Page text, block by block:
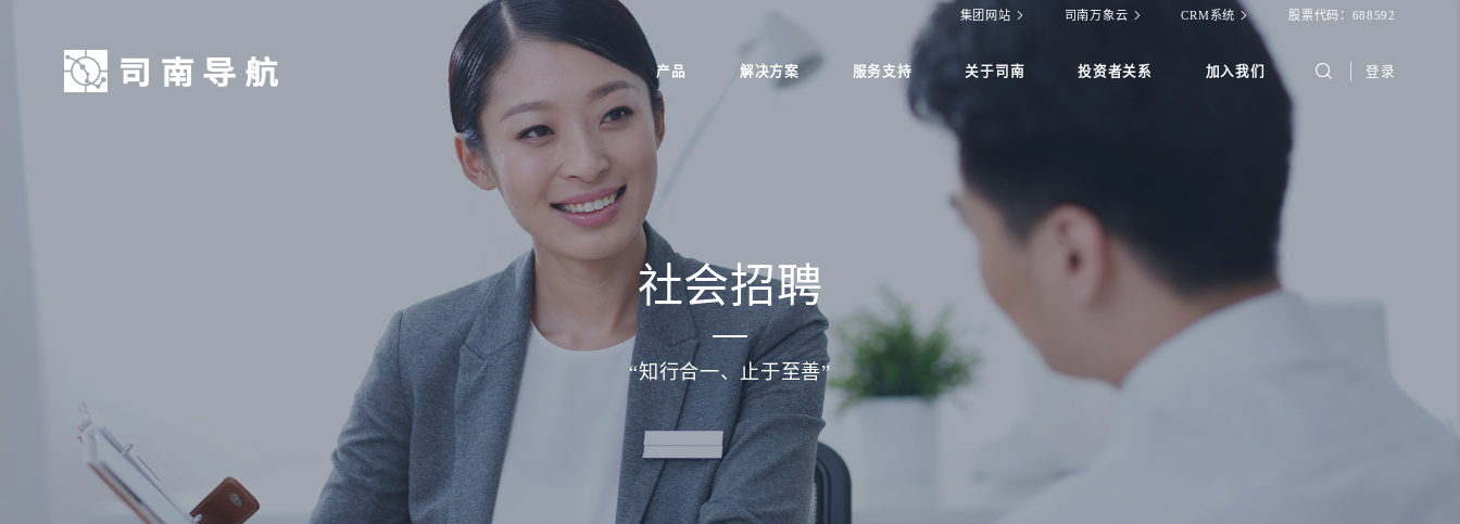
集团网站 司南万象云 CRM系统 股票代码：688592
产品 解决方案 服务支持 关于司南 投资者关系 加入我们 登录
社会招聘
“知行合一、止于至善”